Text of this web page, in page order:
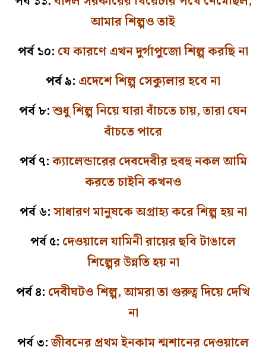
আমার শিল্পও তাই
পর্ব ১০: যে কারণে এখন দুর্গাপুজো শিল্প করছি না
পর্ব ৯: এদেশে শিল্প সেক্যুলার হবে না
পর্ব ৮:শুধু শিল্প নিয়ে যারা বাঁচতে চায়, তারা যেন
বাঁচতে পারে
পর্ব ৭:ক্যালেন্ডারের দেবদেবীর হুবহু নকল আমি
করতে চাইনি কখনও
পর্ব ৬:সাধারণ মানুষকে অগ্রাহ্য করে শিল্প হয় না
পর্ব ৫: দেওয়ালে যামিনী রায়ের ছবি টাঙালে
শিল্পের উন্নতি হয় না
পর্ব ৪: দেবীঘটও শিল্প, আমরা তা গুরুত্ব দিয়ে দেখি
না
পর্ব ৩:জীবনের প্রথম ইনকাম শ্মশানের দেওয়ালে